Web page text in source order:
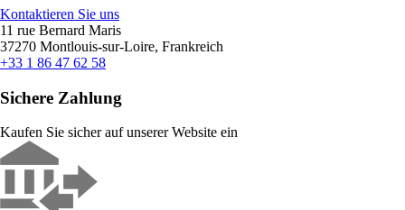
Kontaktieren Sie uns
11 rue Bernard Maris
37270 Montlouis-sur-Loire, Frankreich
+33 1 86 47 62 58
Sichere Zahlung
Kaufen Sie sicher auf unserer Website ein